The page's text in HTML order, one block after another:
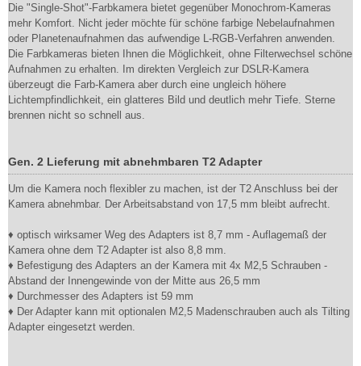
Die "Single-Shot"-Farbkamera bietet gegenüber Monochrom-Kameras
mehr Komfort. Nicht jeder möchte für schöne farbige Nebelaufnahmen
oder Planetenaufnahmen das aufwendige L-RGB-Verfahren anwenden.
Die Farbkameras bieten Ihnen die Möglichkeit, ohne Filterwechsel schöne
Aufnahmen zu erhalten. Im direkten Vergleich zur DSLR-Kamera
überzeugt die Farb-Kamera aber durch eine ungleich höhere
Lichtempfindlichkeit, ein glatteres Bild und deutlich mehr Tiefe. Sterne
brennen nicht so schnell aus.
Gen. 2 Lieferung mit abnehmbaren T2 Adapter
Um die Kamera noch flexibler zu machen, ist der T2 Anschluss bei der
Kamera abnehmbar. Der Arbeitsabstand von 17,5 mm bleibt aufrecht.
♦ optisch wirksamer Weg des Adapters ist 8,7 mm - Auflagemaß der
Kamera ohne dem T2 Adapter ist also 8,8 mm.
♦ Befestigung des Adapters an der Kamera mit 4x M2,5 Schrauben -
Abstand der Innengewinde von der Mitte aus 26,5 mm
♦ Durchmesser des Adapters ist 59 mm
♦ Der Adapter kann mit optionalen M2,5 Madenschrauben auch als Tilting
Adapter eingesetzt werden.